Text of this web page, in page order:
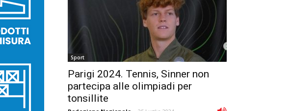
Sport
Parigi 2024. Tennis, Sinner non
partecipa alle olimpiadi per
tonsillite